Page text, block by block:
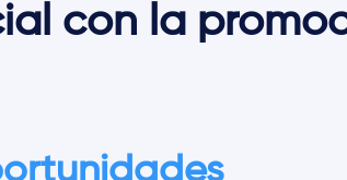
con la